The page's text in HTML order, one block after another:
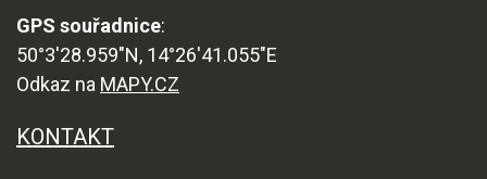
GPS souřadnice:
50°3'28.959"N, 14°26'41.055"E
Odkaz na MAPY.CZ
KONTAKT